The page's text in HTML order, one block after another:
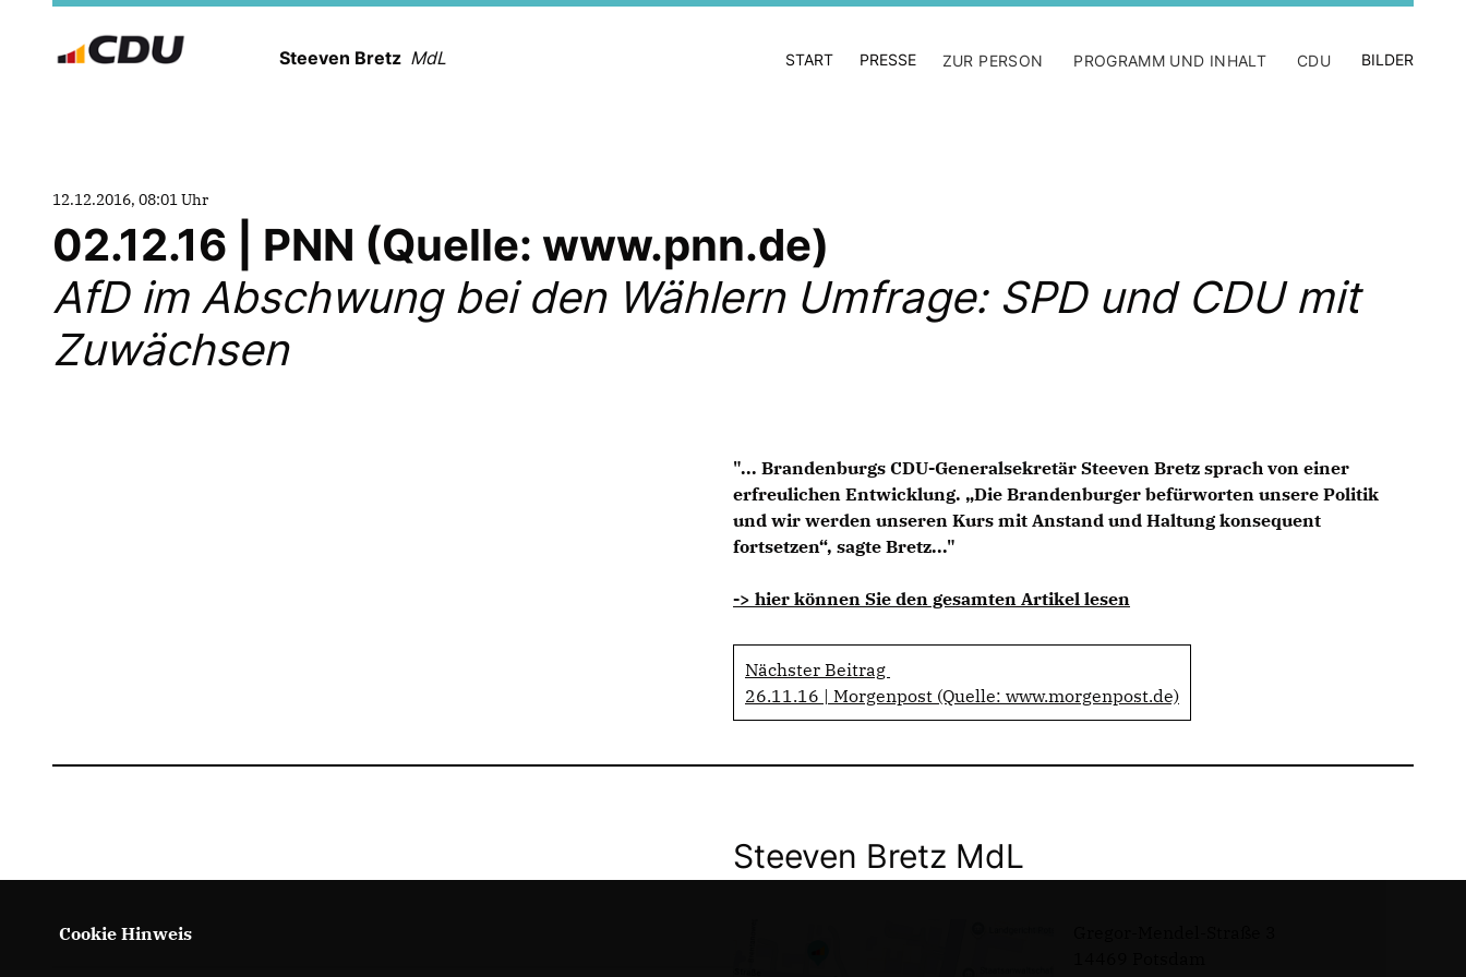
Steeven Bretz MdL START PRESSE ZUR PERSON PROGRAMM UND INHALT CDU BILDER
12.12.2016, 08:01 Uhr
02.12.16 | PNN (Quelle: www.pnn.de)
AfD im Abschwung bei den Wählern Umfrage: SPD und CDU mit
Zuwächsen
"... Brandenburgs CDU-Generalsekretär Steeven Bretz sprach von einer
erfreulichen Entwicklung. „Die Brandenburger befürworten unsere Politik
und wir werden unseren Kurs mit Anstand und Haltung konsequent
fortsetzen“, sagte Bretz..."
-> hier können Sie den gesamten Artikel lesen
Nächster Beitrag
26.11.16 | Morgenpost (Quelle: www.morgenpost.de)
Steeven Bretz MdL
Cookie Hinweis